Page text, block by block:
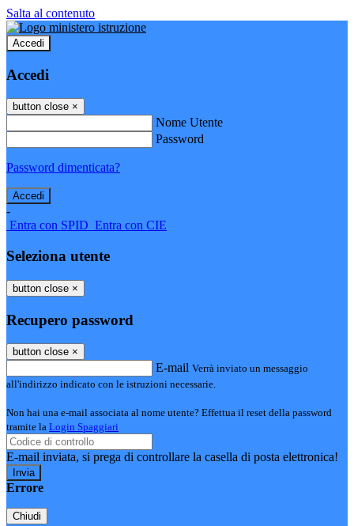
Salta al contenuto
Accedi
Accedi
button close ×
Nome Utente
Password
Password dimenticata?
-
Entra con SPID Entra con CIE
Seleziona utente
button close ×
Recupero password
button close ×
E-mail Verrà inviato un messaggio
all'indirizzo indicato con le istruzioni necessarie.
Non hai una e-mail associata al nome utente? Effettua il reset della password
tramite la Login Spaggiari
E-mail inviata, si prega di controllare la casella di posta elettronica!
Errore
Chiudi